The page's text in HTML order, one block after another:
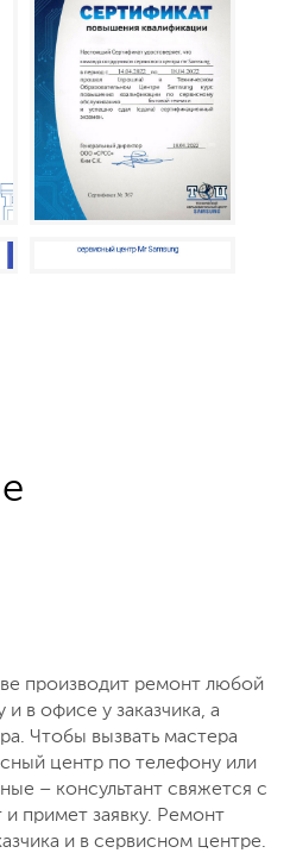
производит ремонт любой
в офисе у заказчика, а
Чтобы вызвать мастера
центр по телефону или
– консультант свяжется с
примет заявку. Ремонт
и в сервисном центре.